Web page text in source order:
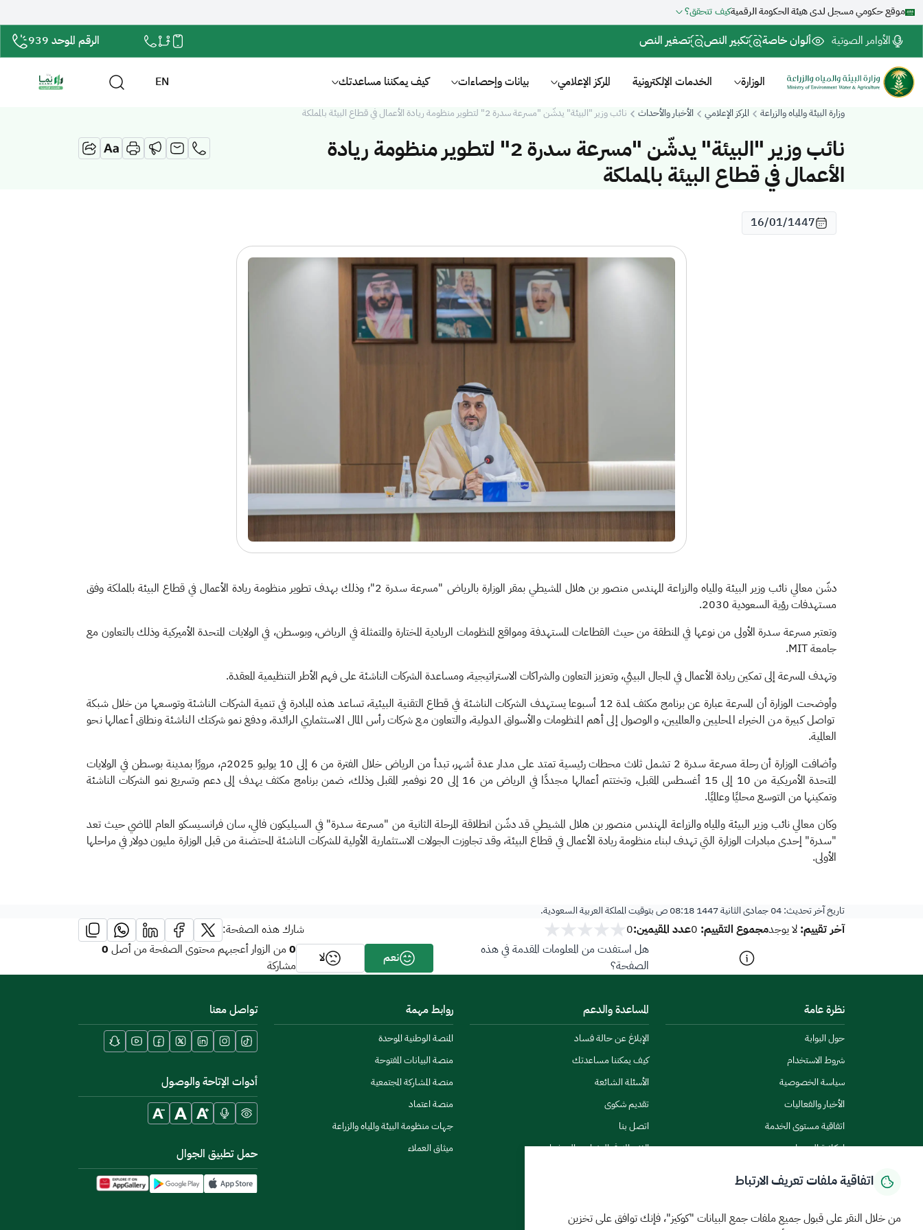
موقع حكومي مسجل لدى هيئة الحكومة الرقميةكيف تتحقق؟
الأوامر الصوتية ألوان خاصة تكبير النص تصغير النص الرقم الموحد 939
الوزارة الخدمات الإلكترونية المركز الإعلامي بيانات وإحصاءات كيف يمكننا مساعدتك EN
وزارة البيئة والمياه والزراعة المركز الإعلامي الأخبار والأحداث نائب وزير "البيئة" يدشّن "مسرعة سدرة 2" لتطوير منظومة ريادة الأعمال في قطاع البيئة بالمملكة
نائب وزير "البيئة" يدشّن "مسرعة سدرة 2" لتطوير منظومة ريادة
الأعمال في قطاع البيئة بالمملكة
16/01/1447
دشّن معالي نائب وزير البيئة والمياه والزراعة المهندس منصور بن هلال المشيطي بمقر الوزارة بالرياض "مسرعة سدرة 2"؛ وذلك بهدف تطوير منظومة ريادة الأعمال في قطاع البيئة بالمملكة وفق
مستهدفات رؤية السعودية 2030.
وتعتبر مسرعة سدرة الأولى من نوعها في المنطقة من حيث القطاعات المستهدفة ومواقع المنظومات الريادية المختارة والمتمثلة في الرياض، وبوسطن، في الولايات المتحدة الأميركية وذلك بالتعاون مع
جامعة MIT​.
وتهدف المسرعة إلى تمكين ريادة الأعمال في المجال البيئي، وتعزيز التعاون والشراكات الاستراتيجية، ومساعدة الشركات الناشئة على فهم الأطر التنظيمية المعقدة.
وأوضحت الوزارة أن المسرعة عبارة عن برنامج مكثف لمدة 12 أسبوعا يستهدف الشركات الناشئة في قطاع التقنية البيئية، تساعد هذه المبادرة في تنمية الشركات الناشئة وتوسعها من خلال شبكة
تواصل كبيرة من الخبراء المحليين والعالميين، والوصول إلى أهم المنظومات والأسواق الدولية، والتعاون مع شركات رأس المال الاستثماري الرائدة، ودفع نمو شركتك الناشئة ونطاق أعمالها نحو
العالمية.
وأضافت الوزارة أن رحلة مسرعة سدرة 2 تشمل ثلاث محطات رئيسية تمتد على مدار عدة أشهر، تبدأ من الرياض خلال الفترة من 6 إلى 10 يوليو 2025م، مرورًا بمدينة بوسطن في الولايات
المتحدة الأمريكية من 10 إلى 15 أغسطس المقبل، وتختتم أعمالها مجددًا في الرياض من 16 إلى 20 نوفمبر المقبل وذلك، ضمن برنامج مكثف يهدف إلى دعم وتسريع نمو الشركات الناشئة
وتمكينها من التوسع محليًا وعالميًا.
وكان معالي نائب وزير البيئة والمياه والزراعة المهندس منصور بن هلال المشيطي قد دشّن انطلاقة المرحلة الثانية من "مسرعة سدرة" في السيليكون فالي، سان فرانسيسكو العام الماضي حيث تعد
"سدرة" إحدى مبادرات الوزارة التي تهدف لبناء منظومة ريادة الأعمال في قطاع البيئة، وقد تجاوزت الجولات الاستثمارية الأولية للشركات الناشئة المحتضنة من قبل الوزارة مليون دولار في مراحلها
الأولى.
تاريخ آخر تحديث:04 جمادى الثانية 1447 08:18 ص بتوقيت المملكة العربية السعودية.
آخر تقييم:لا يوجدمجموع التقييم: 0عدد المقيمين:0
شارك هذه الصفحة:
هل استفدت من المعلومات المقدمة في هذه
الصفحة؟
نعم لا 0من الزوار أعجبهم محتوى الصفحة من أصل0
مشاركة
نظرة عامة
حول البوابة
شروط الاستخدام
سياسة الخصوصية
الأخبار والفعاليات
اتفاقية مستوى الخدمة
إمكانية الوصول
المساعدة والدعم
الإبلاغ عن حالة فساد
كيف يمكننا مساعدتك
الأسئلة الشائعة
تقديم شكوى
اتصل بنا
الاشتراك في النشرات والتحذيرات
روابط مهمة
المنصة الوطنية الموحدة
منصة البيانات المفتوحة
منصة المشاركة المجتمعية
منصة اعتماد
جهات منظومة البيئة والمياه والزراعة
ميثاق العملاء
تواصل معنا
أدوات الإتاحة والوصول
حمل تطبيق الجوال
اتفاقية ملفات تعريف الارتباط
من خلال النقر على قبول جميع ملفات جمع البيانات "كوكيز"، فإنك توافق على تخزين